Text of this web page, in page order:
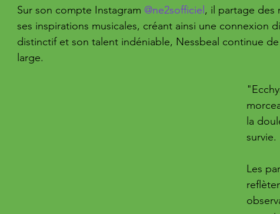
Sur son compte Instagram @ne2sofficiel, il partage des
ses inspirations musicales, créant ainsi une connexion
distinctif et son talent indéniable, Nessbeal continue
large.
la
survie.
Les